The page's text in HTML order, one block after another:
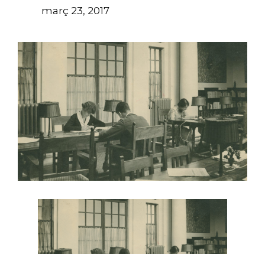
març 23, 2017